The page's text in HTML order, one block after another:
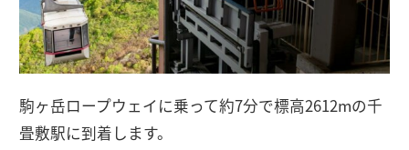
駒ヶ岳ロープウェイに乗って約7分で標高2612mの千
畳敷駅に到着します。